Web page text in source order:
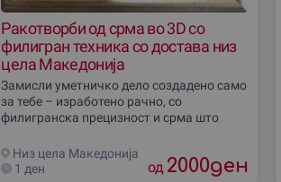
Ракотворби од срма во 3D со
филигран техника со достава низ
цела Македониjа
Замисли уметничко дело создадено само
за тебе – изработено рачно, со
филигранска прецизност и срма што
изработка ќе внесе елеганција во секој
простор,
Низ цела Македониjа
1 ден
од 2000ден